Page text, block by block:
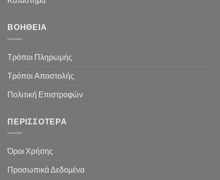
ΒΟΉΘΕΙΑ
Τρόποι Πληρωμής
Τρόποι Αποστολής
Πολιτική Επιστροφών
ΠΕΡΙΣΣΌΤΕΡΑ
Όροι Χρήσης
Προσωπικά Δεδομένα